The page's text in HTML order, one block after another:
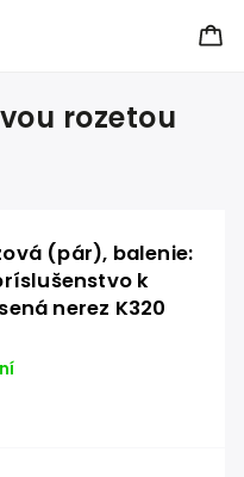
rozetou
(pár), balenie:
k
nerez K320